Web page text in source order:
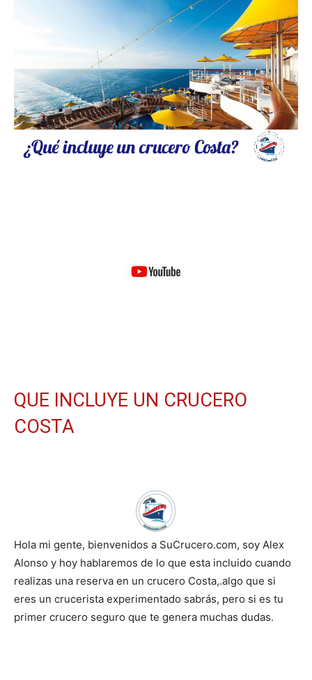
QUE INCLUYE UN CRUCERO
COSTA
Hola mi gente, bienvenidos a SuCrucero.com, soy Alex
Alonso y hoy hablaremos de lo que esta incluido cuando
realizas una reserva en un crucero Costa,.algo que si
eres un crucerista experimentado sabrás, pero si es tu
primer crucero seguro que te genera muchas dudas.